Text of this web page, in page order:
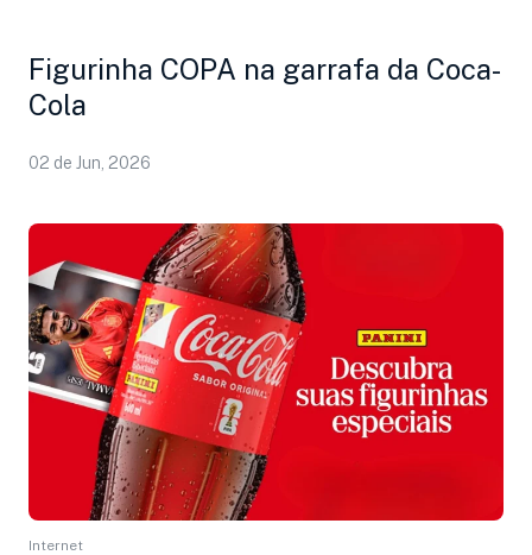
Figurinha COPA na garrafa da Coca-
Cola
02 de Jun, 2026
Internet